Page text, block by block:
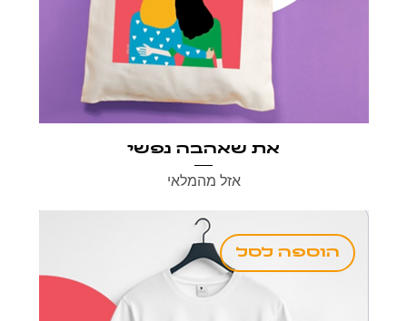
את שאהבה נפשי
אזל מהמלאי
הוספה לסל